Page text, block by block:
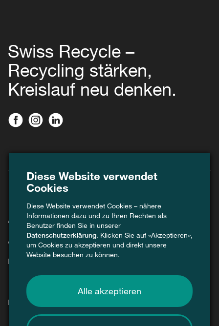
Swiss Recycle –
Recycling stärken,
Kreislauf neu denken.
Agenda
Aktuell
Kontakt
Presse / Medien
Diese Website verwendet
Cookies
Diese Website verwendet Cookies – nähere
Informationen dazu und zu Ihren Rechten als
Benutzer finden Sie in unserer
Datenschutzerklärung. Klicken Sie auf «Akzeptieren»,
um Cookies zu akzeptieren und direkt unsere
Website besuchen zu können.
Alle akzeptieren